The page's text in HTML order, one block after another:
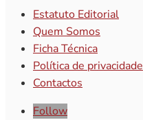
Estatuto Editorial
Quem Somos
Ficha Técnica
Política de privacidade
Contactos
Follow